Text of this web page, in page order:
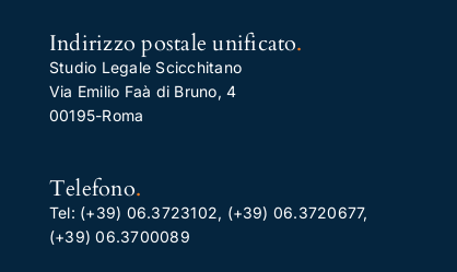
Indirizzo postale unificato.
Studio Legale Scicchitano
Via Emilio Faà di Bruno, 4
00195-Roma
Telefono.
Tel: (+39) 06.3723102, (+39) 06.3720677,
(+39) 06.3700089